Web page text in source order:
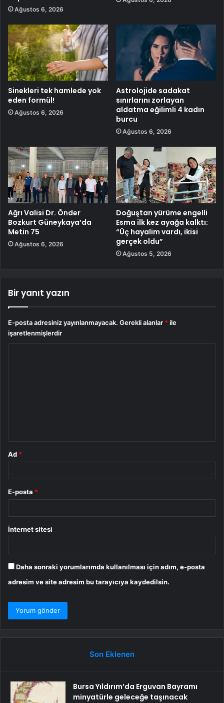
Ağustos 6, 2026
Sinekleri tek hamlede yok
eden formül!
Ağustos 6, 2026
Astrolojide sadakat
sınırlarını zorlayan
aldatma eğilimli 4 kadın
burcu
Ağustos 6, 2026
Ağrı Valisi Dr. Önder
Bozkurt Güneykaya’da
Metin 75
Ağustos 6, 2026
Doğuştan yürüme engelli
Esma ilk kez ayağa kalktı:
“Üç hayalim vardı, ikisi
gerçek oldu”
Ağustos 5, 2026
Bir yanıt yazın
E-posta adresiniz yayınlanmayacak. Gerekli alanlar * ile
işaretlenmişlerdir
Ad *
E-posta *
İnternet sitesi
Daha sonraki yorumlarımda kullanılması için adım, e-posta
adresim ve site adresim bu tarayıcıya kaydedilsin.
Son Eklenen
Bursa Yıldırım’da Erguvan Bayramı
minyatürle geleceğe taşınacak